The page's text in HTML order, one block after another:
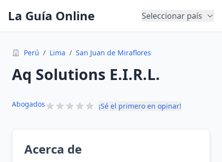
La Guía Online Seleccionar país
Perú / Lima / San Juan de Miraflores
Aq Solutions E.I.R.L.
Abogados ¡Sé el primero en opinar!
Acerca de